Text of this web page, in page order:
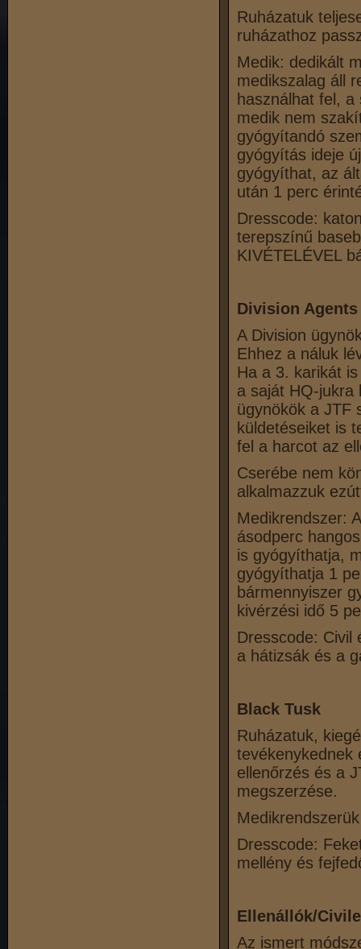
Ruházatuk
ruházathoz
Medik: dedikált
medikszalag áll
használhat fel,
medik nem
gyógyítandó
gyógyítás ideje
gyógyíthat, az
után 1 perc
Dresscode:
terepszínű
KIVÉTELÉVEL
Division Agents
A Division
Ehhez a náluk
Ha a 3. karikát
a saját HQ-jukra
ügynökök a JTF
küldetéseiket is
fel a harcot az
Cserébe nem
alkalmazzuk
Medikrendszer:
ásodperc
is gyógyíthatja,
gyógyíthatja 1
bármennyiszer
kivérzési idő 5
Dresscode: Civil
a hátizsák és a
Black Tusk
Ruházatuk,
tevékenykednek
ellenőrzés és a
megszerzése.
Dresscode:
mellény és
Ellenállók/
Az ismert